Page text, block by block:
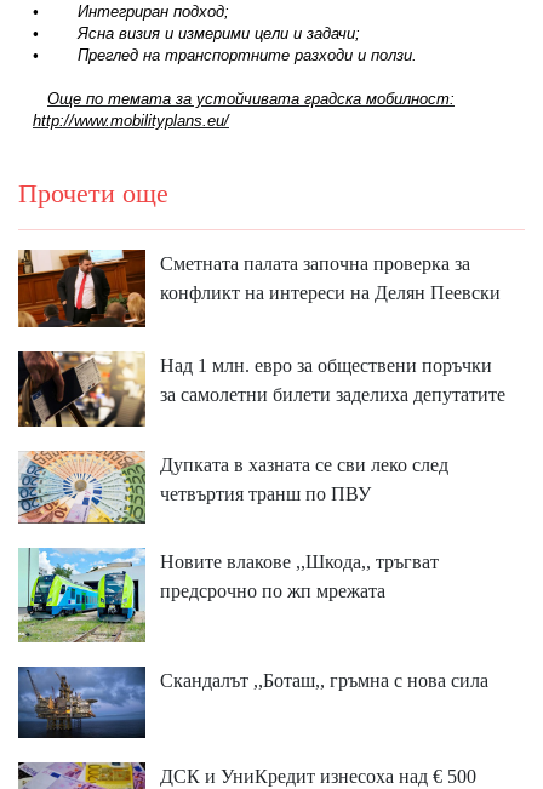
•
Интегриран подход;
•
Ясна визия и измерими цели и задачи;
•
Преглед на транспортните разходи и ползи.
Още по темата за устойчивата градска мобилност:
http://www.mobilityplans.eu/
Прочети още
Сметната палата започна проверка за
конфликт на интереси на Делян Пеевски
Над 1 млн. евро за обществени поръчки
за самолетни билети заделиха депутатите
Дупката в хазната се сви леко след
четвъртия транш по ПВУ
Новите влакове ,,Шкода,, тръгват
предсрочно по жп мрежата
Скандалът ,,Боташ,, гръмна с нова сила
ДСК и УниКредит изнесоха над € 500